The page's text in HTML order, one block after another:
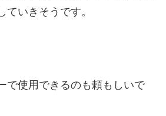
ていきそうです。
で使用できるのも頼もしいで